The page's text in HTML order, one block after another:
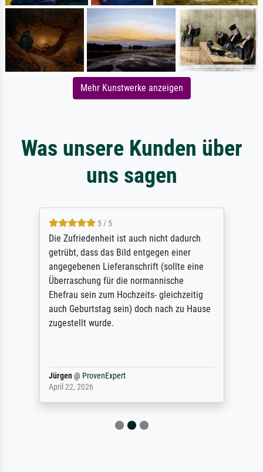
Mehr Kunstwerke anzeigen
Was unsere Kunden über
uns sagen
5 / 5
Die Zufriedenheit ist auch nicht dadurch
getrübt, dass das Bild entgegen einer
angegebenen Lieferanschrift (sollte eine
Überraschung für die normannische
Ehefrau sein zum Hochzeits- gleichzeitig
auch Geburtstag sein) doch nach zu Hause
zugestellt wurde.
Jürgen@ ProvenExpert
April 22, 2026